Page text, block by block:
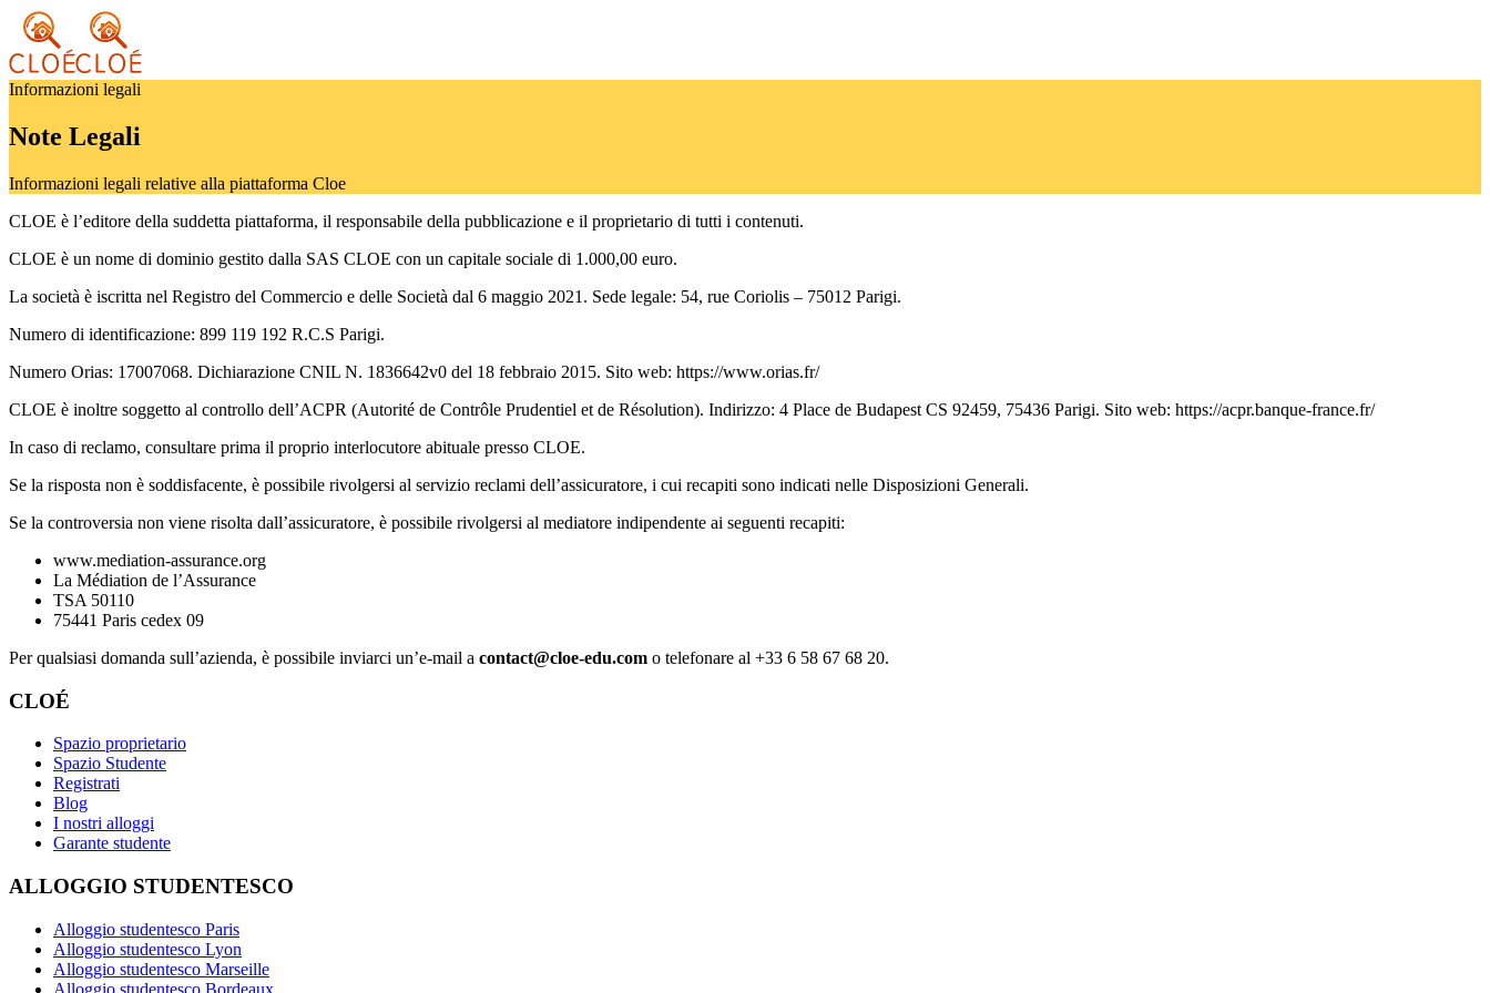
Informazioni legali
Note Legali
Informazioni legali relative alla piattaforma Cloe
CLOE è l’editore della suddetta piattaforma, il responsabile della pubblicazione e il proprietario di tutti i contenuti.
CLOE è un nome di dominio gestito dalla SAS CLOE con un capitale sociale di 1.000,00 euro.
La società è iscritta nel Registro del Commercio e delle Società dal 6 maggio 2021. Sede legale: 54, rue Coriolis – 75012 Parigi.
Numero di identificazione: 899 119 192 R.C.S Parigi.
Numero Orias: 17007068. Dichiarazione CNIL N. 1836642v0 del 18 febbraio 2015. Sito web: https://www.orias.fr/
CLOE è inoltre soggetto al controllo dell’ACPR (Autorité de Contrôle Prudentiel et de Résolution). Indirizzo: 4 Place de Budapest CS 92459, 75436 Parigi. Sito web: https://acpr.banque-france.fr/
In caso di reclamo, consultare prima il proprio interlocutore abituale presso CLOE.
Se la risposta non è soddisfacente, è possibile rivolgersi al servizio reclami dell’assicuratore, i cui recapiti sono indicati nelle Disposizioni Generali.
Se la controversia non viene risolta dall’assicuratore, è possibile rivolgersi al mediatore indipendente ai seguenti recapiti:
www.mediation-assurance.org
La Médiation de l’Assurance
TSA 50110
75441 Paris cedex 09
Per qualsiasi domanda sull’azienda, è possibile inviarci un’e-mail a contact@cloe-edu.com o telefonare al +33 6 58 67 68 20.
CLOÉ
Spazio proprietario
Spazio Studente
Registrati
Blog
I nostri alloggi
Garante studente
ALLOGGIO STUDENTESCO
Alloggio studentesco Paris
Alloggio studentesco Lyon
Alloggio studentesco Marseille
Alloggio studentesco Bordeaux